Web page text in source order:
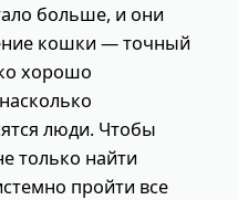
больше, и они
кошки — точный
хорошо
люди. Чтобы
только найти
пройти все